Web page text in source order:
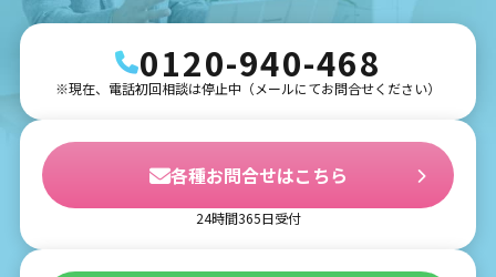
0120-940-468
※現在、電話初回相談は停止中（メールにてお問合せください）
各種お問合せはこちら
24時間365日受付